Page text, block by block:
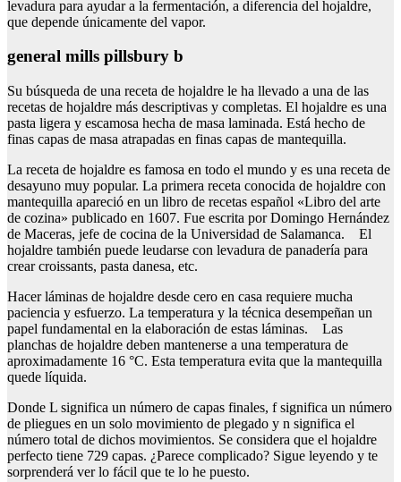
levadura para ayudar a la fermentación, a diferencia del hojaldre,
que depende únicamente del vapor.
general mills pillsbury b
Su búsqueda de una receta de hojaldre le ha llevado a una de las
recetas de hojaldre más descriptivas y completas. El hojaldre es una
pasta ligera y escamosa hecha de masa laminada. Está hecho de
finas capas de masa atrapadas en finas capas de mantequilla.
La receta de hojaldre es famosa en todo el mundo y es una receta de
desayuno muy popular. La primera receta conocida de hojaldre con
mantequilla apareció en un libro de recetas español «Libro del arte
de cozina» publicado en 1607. Fue escrita por Domingo Hernández
de Maceras, jefe de cocina de la Universidad de Salamanca. El
hojaldre también puede leudarse con levadura de panadería para
crear croissants, pasta danesa, etc.
Hacer láminas de hojaldre desde cero en casa requiere mucha
paciencia y esfuerzo. La temperatura y la técnica desempeñan un
papel fundamental en la elaboración de estas láminas. Las
planchas de hojaldre deben mantenerse a una temperatura de
aproximadamente 16 °C. Esta temperatura evita que la mantequilla
quede líquida.
Donde L significa un número de capas finales, f significa un número
de pliegues en un solo movimiento de plegado y n significa el
número total de dichos movimientos. Se considera que el hojaldre
perfecto tiene 729 capas. ¿Parece complicado? Sigue leyendo y te
sorprenderá ver lo fácil que te lo he puesto.